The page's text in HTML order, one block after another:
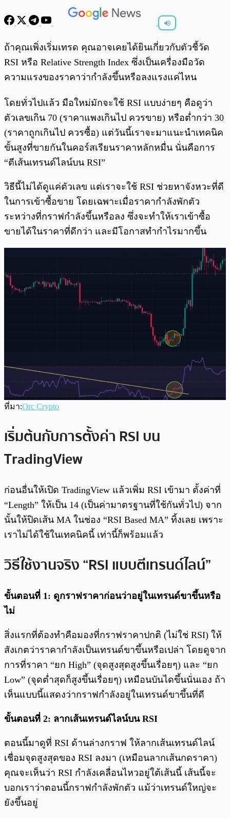
พร้อมเล่น 0:00/0:00
ถ้าคุณเพิ่งเริ่มเทรด คุณอาจเคยได้ยินเกี่ยวกับตัวชี้วัด
RSI หรือ Relative Strength Index ซึ่งเป็นเครื่องมือวัด
ความแรงของราคาว่ากำลังขึ้นหรือลงแรงแค่ไหน
โดยทั่วไปแล้ว มือใหม่มักจะใช้ RSI แบบง่ายๆ คือดูว่า
ตัวเลขเกิน 70 (ราคาแพงเกินไป ควรขาย) หรือต่ำกว่า 30
(ราคาถูกเกินไป ควรซื้อ) แต่วันนี้เราจะมาแนะนำเทคนิค
ขั้นสูงที่ขายกันในคอร์สเรียนราคาหลักหมื่น นั่นคือการ
“ตีเส้นเทรนด์ไลน์บน RSI”
วิธีนี้ไม่ได้ดูแค่ตัวเลข แต่เราจะใช้ RSI ช่วยหาจังหวะที่ดี
ในการเข้าซื้อขาย โดยเฉพาะเมื่อราคากำลังพักตัว
ระหว่างที่กราฟกำลังขึ้นหรือลง ซึ่งจะทำให้เราเข้าซื้อ
ขายได้ในราคาที่ดีกว่า และมีโอกาสทำกำไรมากขึ้น
ที่มา:Orc Crypto
เริ่มต้นกับการตั้งค่า RSI บน
TradingView
ก่อนอื่นให้เปิด TradingView แล้วเพิ่ม RSI เข้ามา ตั้งค่าที่
“Length” ให้เป็น 14 (เป็นค่ามาตรฐานที่ใช้กันทั่วไป) จาก
นั้นให้ปิดเส้น MA ในช่อง “RSI Based MA” ทิ้งเลย เพราะ
เราไม่ได้ใช้ในเทคนิคนี้ เท่านี้ก็พร้อมแล้ว
วิธีใช้งานจริง “RSI แบบตีเทรนด์ไลน์”
ขั้นตอนที่ 1: ดูกราฟราคาก่อนว่าอยู่ในเทรนด์ขาขึ้นหรือ
ไม่
สิ่งแรกที่ต้องทำคือมองที่กราฟราคาปกติ (ไม่ใช่ RSI) ให้
สังเกตว่าราคากำลังเป็นเทรนด์ขาขึ้นหรือเปล่า โดยดูจาก
การที่ราคา “ยก High” (จุดสูงสุดสูงขึ้นเรื่อยๆ) และ “ยก
Low” (จุดต่ำสุดก็สูงขึ้นเรื่อยๆ) เหมือนบันไดขึ้นนั่นเอง ถ้า
เห็นแบบนี้แสดงว่ากราฟกำลังอยู่ในเทรนด์ขาขึ้นที่ดี
ขั้นตอนที่ 2: ลากเส้นเทรนด์ไลน์บน RSI
ตอนนี้มาดูที่ RSI ด้านล่างกราฟ ให้ลากเส้นเทรนด์ไลน์
เชื่อมจุดสูงสุดของ RSI ลงมา (เหมือนลากเส้นกดราคา)
คุณจะเห็นว่า RSI กำลังเคลื่อนไหวอยู่ใต้เส้นนี้ เส้นนี้จะ
บอกเราว่าตอนนี้กราฟกำลังพักตัว แม้ว่าเทรนด์ใหญ่จะ
ยังขึ้นอยู่